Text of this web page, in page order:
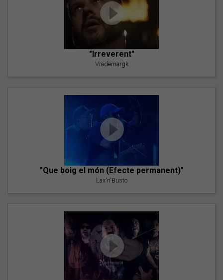
"Irreverent"
Vrademargk
"Que boig el món (Efecte permanent)"
Lax'n'Busto